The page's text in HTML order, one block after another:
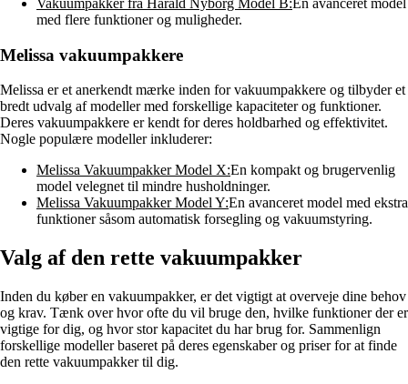
Vakuumpakker fra Harald Nyborg Model B:En avanceret model
med flere funktioner og muligheder.
Melissa vakuumpakkere
Melissa er et anerkendt mærke inden for vakuumpakkere og tilbyder et
bredt udvalg af modeller med forskellige kapaciteter og funktioner.
Deres vakuumpakkere er kendt for deres holdbarhed og effektivitet.
Nogle populære modeller inkluderer:
Melissa Vakuumpakker Model X:En kompakt og brugervenlig
model velegnet til mindre husholdninger.
Melissa Vakuumpakker Model Y:En avanceret model med ekstra
funktioner såsom automatisk forsegling og vakuumstyring.
Valg af den rette vakuumpakker
Inden du køber en vakuumpakker, er det vigtigt at overveje dine behov
og krav. Tænk over hvor ofte du vil bruge den, hvilke funktioner der er
vigtige for dig, og hvor stor kapacitet du har brug for. Sammenlign
forskellige modeller baseret på deres egenskaber og priser for at finde
den rette vakuumpakker til dig.